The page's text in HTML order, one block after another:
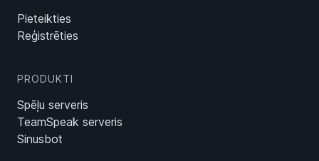
Pieteikties
Reģistrēties
PRODUKTI
Spēļu serveris
TeamSpeak serveris
Sinusbot